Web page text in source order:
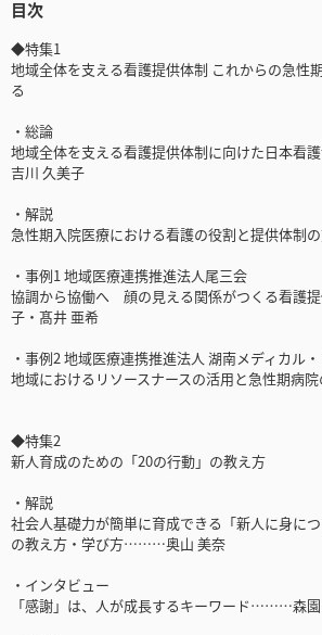
目次
◆特集1
地域全体を支える看護提供体制 これからの急性
る
・総論
地域全体を支える看護提供体制に向けた日本
吉川 久美子
・解説
急性期入院医療における看護の役割と提供体
・事例1 地域医療連携推進法人尾三会
協調から協働へ 顔の見える関係がつくる看護
子・髙井 亜希
・事例2 地域医療連携推進法人 湖南メディカル
地域におけるリソースナースの活用と急性期
◆特集2
新人育成のための「20の行動」の教え方
・解説
社会人基礎力が簡単に育成できる「新人に身につ
の教え方・学び方………奥山 美奈
・インタビュー
「感謝」は、人が成長するキーワード………森